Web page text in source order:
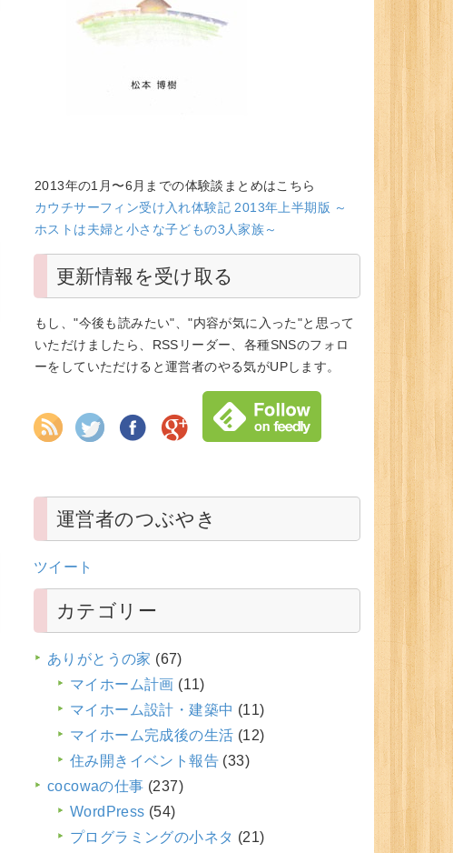
2013年の1月〜6月までの体験談まとめはこちら
カウチサーフィン受け入れ体験記 2013年上半期版 ～
ホストは夫婦と小さな子どもの3人家族～
更新情報を受け取る
もし、"今後も読みたい"、"内容が気に入った"と思って
いただけましたら、RSSリーダー、各種SNSのフォロ
ーをしていただけると運営者のやる気がUPします。
運営者のつぶやき
ツイート
カテゴリー
ありがとうの家 (67)
マイホーム計画 (11)
マイホーム設計・建築中 (11)
マイホーム完成後の生活 (12)
住み開きイベント報告 (33)
cocowaの仕事 (237)
WordPress (54)
プログラミングの小ネタ (21)